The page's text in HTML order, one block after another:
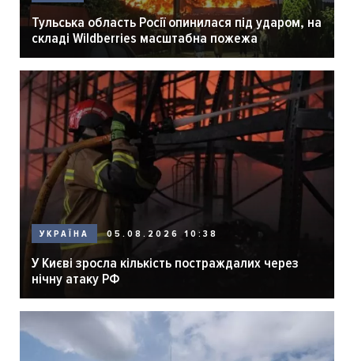
Тульська область Росії опинилася під ударом, на
складі Wildberries масштабна пожежа
УКРАЇНА 05.08.2026 10:38
У Києві зросла кількість постраждалих через
нічну атаку РФ